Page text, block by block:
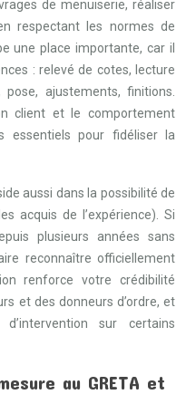
de menuiserie, réaliser
respectant les normes de
une place importante, car il
: relevé de cotes, lecture
ajustements, finitions.
client et le comportement
essentiels pour fidéliser la
aussi dans la possibilité de
acquis de l’expérience). Si
plusieurs années sans
reconnaître officiellement
renforce votre crédibilité
et des donneurs d’ordre, et
d’intervention sur certains
au GRETA et